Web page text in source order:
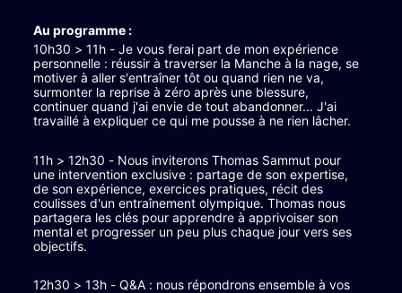
Au programme :
10h30 > 11h - Je vous ferai part de mon expérience
personnelle : réussir à traverser la Manche à la nage, se
motiver à aller s'entraîner tôt ou quand rien ne va,
surmonter la reprise à zéro après une blessure,
continuer quand j'ai envie de tout abandonner... J'ai
travaillé à expliquer ce qui me pousse à ne rien lâcher.
11h > 12h30 - Nous inviterons Thomas Sammut pour
une intervention exclusive : partage de son expertise,
de son expérience, exercices pratiques, récit des
coulisses d'un entraînement olympique. Thomas nous
partagera les clés pour apprendre à apprivoiser son
mental et progresser un peu plus chaque jour vers ses
objectifs.
12h30 > 13h - Q&A : nous répondrons ensemble à vos